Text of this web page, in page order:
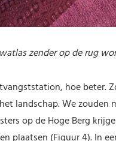
zender op de rug
hoe beter.
landschap. We zouden
op de Hoge Berg
plaatsen (Figuur 4). In